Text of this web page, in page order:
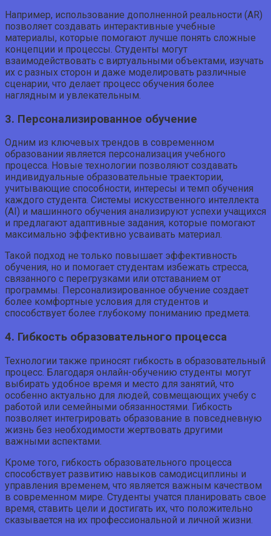
Например, использование дополненной реальности (AR)
позволяет создавать интерактивные учебные
материалы, которые помогают лучше понять сложные
концепции и процессы. Студенты могут
взаимодействовать с виртуальными объектами, изучать
их с разных сторон и даже моделировать различные
сценарии, что делает процесс обучения более
наглядным и увлекательным.
3. Персонализированное обучение
Одним из ключевых трендов в современном
образовании является персонализация учебного
процесса. Новые технологии позволяют создавать
индивидуальные образовательные траектории,
учитывающие способности, интересы и темп обучения
каждого студента. Системы искусственного интеллекта
(AI) и машинного обучения анализируют успехи учащихся
и предлагают адаптивные задания, которые помогают
максимально эффективно усваивать материал.
Такой подход не только повышает эффективность
обучения, но и помогает студентам избежать стресса,
связанного с перегрузками или отставанием от
программы. Персонализированное обучение создает
более комфортные условия для студентов и
способствует более глубокому пониманию предмета.
4. Гибкость образовательного процесса
Технологии также приносят гибкость в образовательный
процесс. Благодаря онлайн-обучению студенты могут
выбирать удобное время и место для занятий, что
особенно актуально для людей, совмещающих учебу с
работой или семейными обязанностями. Гибкость
позволяет интегрировать образование в повседневную
жизнь без необходимости жертвовать другими
важными аспектами.
Кроме того, гибкость образовательного процесса
способствует развитию навыков самодисциплины и
управления временем, что является важным качеством
в современном мире. Студенты учатся планировать свое
время, ставить цели и достигать их, что положительно
сказывается на их профессиональной и личной жизни.